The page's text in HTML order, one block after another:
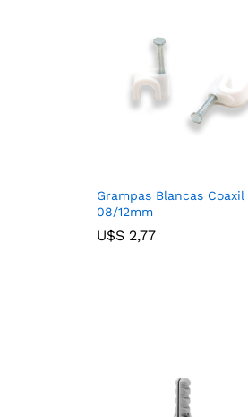
Grampas Blancas Coaxil
08/12mm
U$S 2,77
U$S 2,77